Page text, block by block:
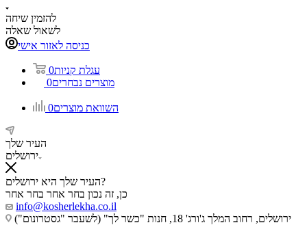
להזמין שיחה
לשאול שאלה
כניסה לאזור אישי
עגלת קניות0
מוצרים נבחרים0
השוואת מוצרים0
העיר שלך
ירושלים
העיר שלך היא ירושלים?
כן, זה נכון בחר אחר בחר אחר
info@kosherlekha.co.il
ירושלים, רחוב המלך ג'ורג' 18, חנות "כשר לך" (לשעבר "גסטרונום")